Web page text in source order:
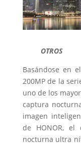
Basándose en
200MP de la
uno de los
captura
imagen
de HONOR, el
nocturna ultra